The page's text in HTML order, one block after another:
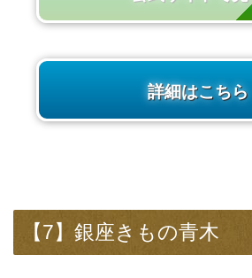
詳細はこちら
【7】銀座きもの青木